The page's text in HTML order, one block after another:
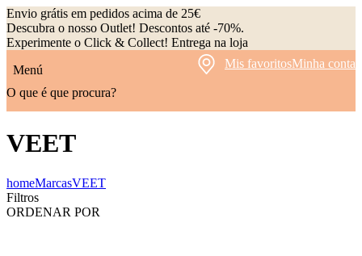
Envio grátis em pedidos acima de 25€
Descubra o nosso Outlet! Descontos até -70%.
Experimente o Click & Collect! Entrega na loja
Menú
Mis favoritosMinha conta
O que é que procura?
VEET
homeMarcasVEET
Filtros
ORDENAR POR